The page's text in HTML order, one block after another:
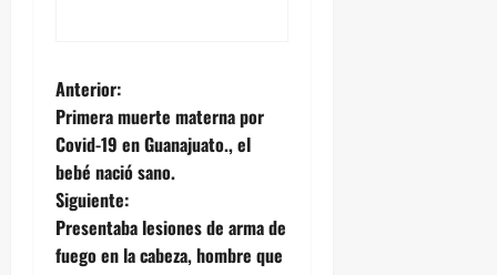
N
a
v
e
Anterior:
Primera muerte materna por
Covid-19 en Guanajuato., el
bebé nació sano.
Siguiente:
Presentaba lesiones de arma de
fuego en la cabeza, hombre que